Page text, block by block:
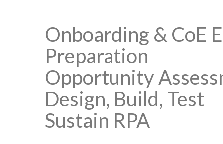
Onboarding & CoE
Preparation
Opportunity
Design, Build, Test
Sustain RPA